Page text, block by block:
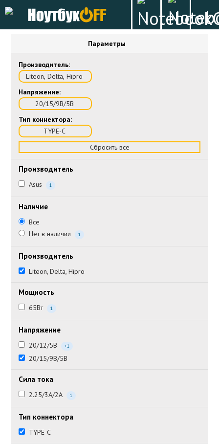
Параметры
Производитель:
Liteon, Delta, Hipro
Напряжение:
20/15/9В/5В
Тип коннектора:
TYPE-C
Сбросить все
Производитель
Asus 1
Наличие
Все
Нет в наличии
1
Производитель
Liteon, Delta, Hipro
Мощность
65Вт 1
Напряжение
20/12/5В +1
20/15/9В/5В
Сила тока
2.25/3А/2А 1
Тип коннектора
TYPE-C